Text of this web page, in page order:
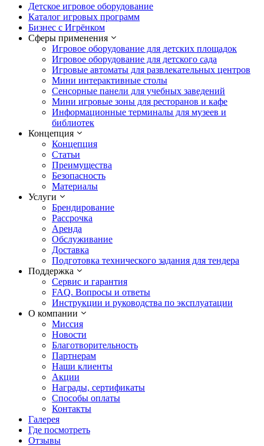
Детское игровое оборудование
Каталог игровых программ
Бизнес с Игрёнком
Сферы применения
Игровое оборудование для детских площадок
Игровое оборудование для детского сада
Игровые автоматы для развлекательных центров
Мини интерактивные столы
Сенсорные панели для учебных заведений
Мини игровые зоны для ресторанов и кафе
Информационные терминалы для музеев и
библиотек
Концепция
Концепция
Статьи
Преимущества
Безопасность
Материалы
Услуги
Брендирование
Рассрочка
Аренда
Обслуживание
Доставка
Подготовка технического задания для тендера
Поддержка
Сервис и гарантия
FAQ. Вопросы и ответы
Инструкции и руководства по эксплуатации
О компании
Миссия
Новости
Благотворительность
Партнерам
Наши клиенты
Акции
Награды, сертификаты
Способы оплаты
Контакты
Галерея
Где посмотреть
Отзывы